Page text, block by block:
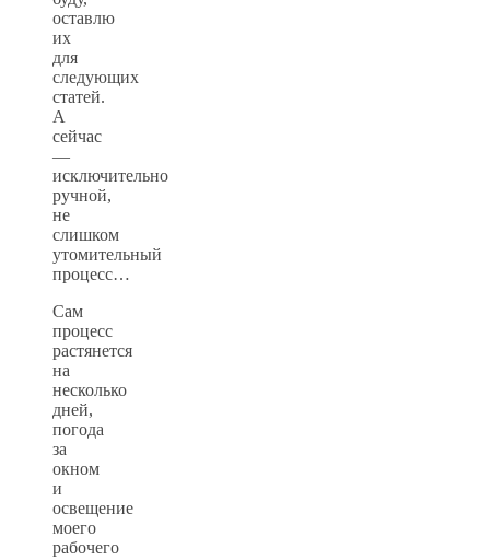
оставлю
их
для
следующих
статей.
А
сейчас
—
исключительно
ручной,
не
слишком
утомительный
процесс…
Сам
процесс
растянется
на
несколько
дней,
погода
за
окном
и
освещение
моего
рабочего